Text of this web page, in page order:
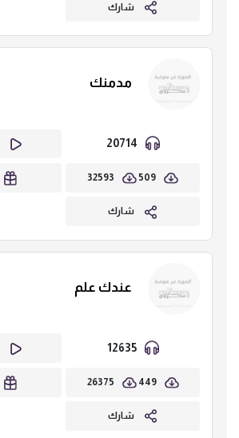
شارك
مدمنك
509
32593
شارك
عندك علم
12635
449
26375
شارك